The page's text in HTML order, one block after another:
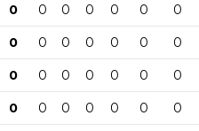
0 0 0 0 0 0 0
0 0 0 0 0 0 0
0 0 0 0 0 0 0
0 0 0 0 0 0 0